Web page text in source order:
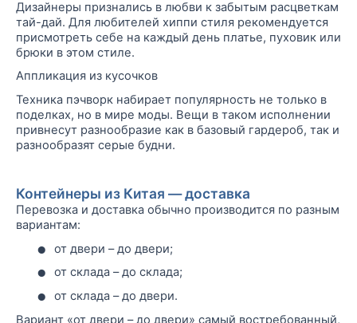
Дизайнеры признались в любви к забытым расцветкам
тай-дай. Для любителей хиппи стиля рекомендуется
присмотреть себе на каждый день платье, пуховик или
брюки в этом стиле.
Аппликация из кусочков
Техника пэчворк набирает популярность не только в
поделках, но в мире моды. Вещи в таком исполнении
привнесут разнообразие как в базовый гардероб, так и
разнообразят серые будни.
Контейнеры из Китая — доставка
Перевозка и доставка обычно производится по разным
вариантам:
• от двери – до двери;
• от склада – до склада;
•
от склада – до двери.
Вариант «от двери – до двери» самый востребованный,